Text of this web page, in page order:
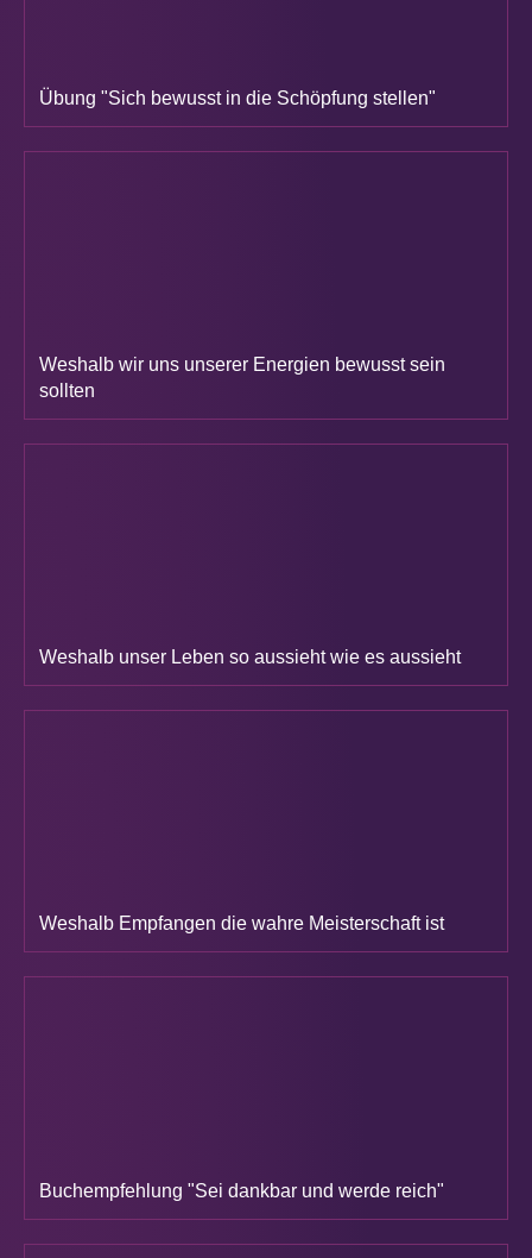
Übung "Sich bewusst in die Schöpfung stellen"
Weshalb wir uns unserer Energien bewusst sein
sollten
Weshalb unser Leben so aussieht wie es aussieht
Weshalb Empfangen die wahre Meisterschaft ist
Buchempfehlung "Sei dankbar und werde reich"